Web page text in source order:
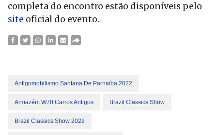
completa do encontro estão disponíveis pelo
site oficial do evento.
Antigomobilismo Santana De Parnaíba 2022
Armazém W70 Carros Antigos Brazil Classics Show
Brazil Classics Show 2022